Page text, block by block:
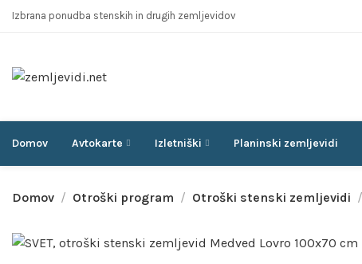
Izbrana ponudba stenskih in drugih zemljevidov
Domov Avtokarte Izletniški Planinski zemljevidi
Domov Otroški program Otroški stenski zemljevidi